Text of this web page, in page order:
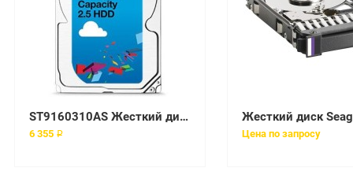
ST9160310AS Жесткий диск Seagate 160 Гб 2.5" 5400 об/мин
6 355 ₽ Цена по запросу